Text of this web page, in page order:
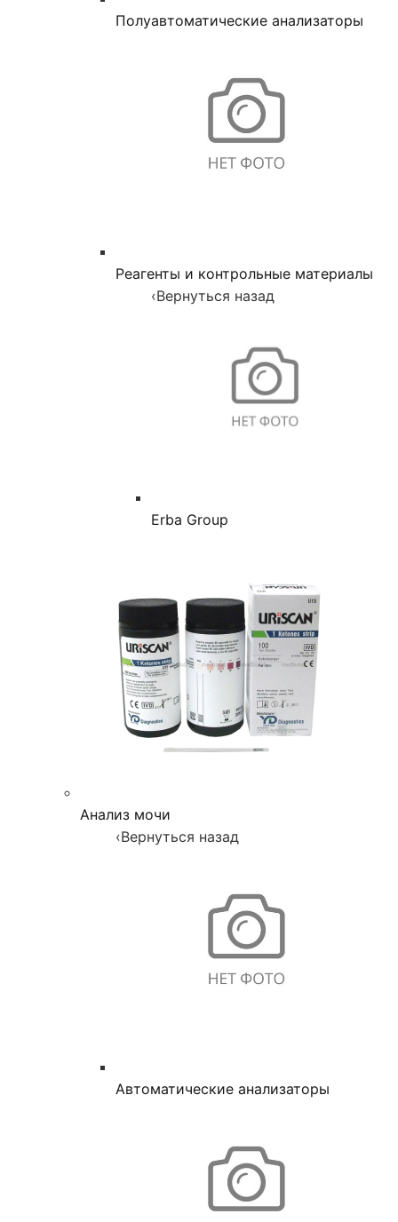
Полуавтоматические анализаторы
Реагенты и контрольные материалы
‹Вернуться назад
Erba Group
Анализ мочи
‹Вернуться назад
Автоматические анализаторы